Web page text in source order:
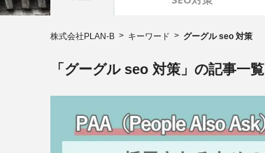
株式会社PLAN-B キーワード グーグル seo 対策
「グーグル seo 対策」の記事一覧